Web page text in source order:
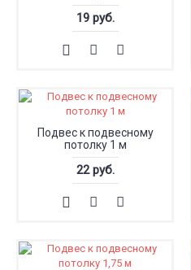
19 руб.
Подвес к подвесному
потолку 1 м
22 руб.